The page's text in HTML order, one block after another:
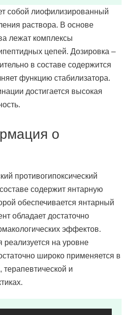
собой лиофилизированный
раствора. В основе
лежат комплексы
цепей. Дозировка –
в составе содержится
функцию стабилизатора.
достигается высокая
о
противогипоксический
содержит янтарную
обеспечивается янтарный
обладает достаточно
эффектов.
реализуется на уровне
широко применяется в
терапевтической и